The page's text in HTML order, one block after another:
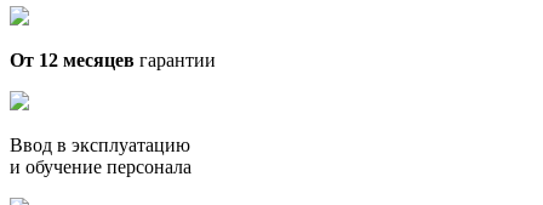
От 12 месяцев гарантии
Ввод в эксплуатацию
и обучение персонала